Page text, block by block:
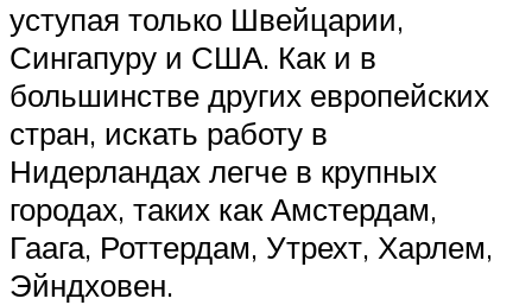
уступая только Швейцарии,
Сингапуру и США. Как и в
большинстве других европейских
стран, искать работу в
Нидерландах легче в крупных
городах, таких как Амстердам,
Гаага, Роттердам, Утрехт, Харлем,
Эйндховен.